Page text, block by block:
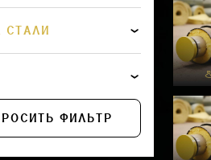
СТАЛИ
ФИЛЬТР